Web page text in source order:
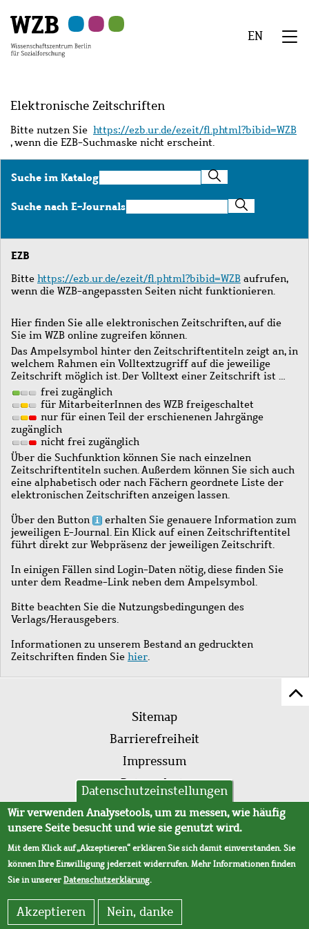
Hauptinhalt
springen
Navigation
springen
Suche
springen
Sekundärnavigation
springen
Fußzeile
springen
EN
Elektronische Zeitschriften
Bitte nutzen Sie https://ezb.ur.de/ezeit/fl.phtml?bibid=WZB
, wenn die EZB-Suchmaske nicht erscheint.
Suche im KatalogSuche
im
Katalog
Suche nach E-JournalsSuche
nach
Journals
EZB
Bitte https://ezb.ur.de/ezeit/fl.phtml?bibid=WZB aufrufen,
wenn die WZB-angepassten Seiten nicht funktionieren.
Hier finden Sie alle elektronischen Zeitschriften, auf die
Sie im WZB online zugreifen können.
Das Ampelsymbol hinter den Zeitschriftentiteln zeigt an, in
welchem Rahmen ein Volltextzugriff auf die jeweilige
Zeitschrift möglich ist. Der Volltext einer Zeitschrift ist …
frei zugänglich
für MitarbeiterInnen des WZB freigeschaltet
nur für einen Teil der erschienenen Jahrgänge
zugänglich
nicht frei zugänglich
Über die Suchfunktion können Sie nach einzelnen
Zeitschriftentiteln suchen. Außerdem können Sie sich auch
eine alphabetisch oder nach Fächern geordnete Liste der
elektronischen Zeitschriften anzeigen lassen.
Über den Button
erhalten Sie genauere Information zum
jeweiligen E-Journal. Ein Klick auf einen Zeitschriftentitel
führt direkt zur Webpräsenz der jeweiligen Zeitschrift.
In einigen Fällen sind Login-Daten nötig, diese finden Sie
unter dem Readme-Link neben dem Ampelsymbol.
Bitte beachten Sie die Nutzungsbedingungen des
Verlags/Herausgebers.
Informationen zu unserem Bestand an gedruckten
Zeitschriften finden Sie hier.
Fußleistenmenü
Sitemap
Barrierefreiheit
Impressum
Datenschutz
AVB
Datenschutzeinstellungen
Wir verwenden Analysetools, um zu messen, wie häufig
unsere Seite besucht und wie sie genutzt wird.
Mit dem Klick auf „Akzeptieren“ erklären Sie sich damit einverstanden. Sie
können Ihre Einwilligung jederzeit widerrufen. Mehr Informationen finden
Sie in unsererDatenschutzerklärung.
Akzeptieren Nein, danke